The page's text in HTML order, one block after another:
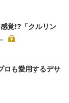
覚!?「クルリン
ロも愛用するデサ